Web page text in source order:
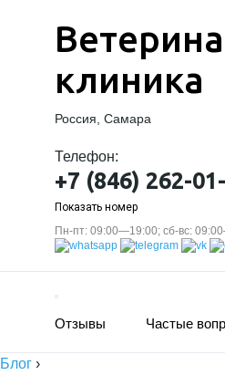
клиника
Россия, Самара
Телефон:
+7 (846) 262-
Показать номер
Пн-пт: 09:00—19:00; сб-вс:
Отзывы Частые
Блог ›